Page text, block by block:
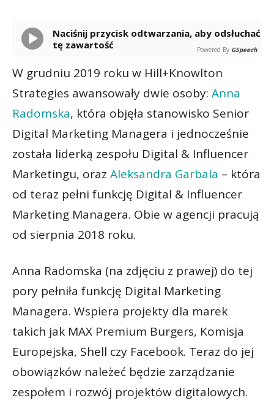
Naciśnij przycisk odtwarzania, aby odsłuchać
tę zawartość
Powered By GSpeech
W grudniu 2019 roku w Hill+Knowlton
Strategies awansowały dwie osoby: Anna
Radomska, która objęła stanowisko Senior
Digital Marketing Managera i jednocześnie
została liderką zespołu Digital & Influencer
Marketingu, oraz Aleksandra Garbala – która
od teraz pełni funkcję Digital & Influencer
Marketing Managera. Obie w agencji pracują
od sierpnia 2018 roku.
Anna Radomska (na zdjęciu z prawej) do tej
pory pełniła funkcję Digital Marketing
Managera. Wspiera projekty dla marek
takich jak MAX Premium Burgers, Komisja
Europejska, Shell czy Facebook. Teraz do jej
obowiązków należeć będzie zarządzanie
zespołem i rozwój projektów digitalowych.